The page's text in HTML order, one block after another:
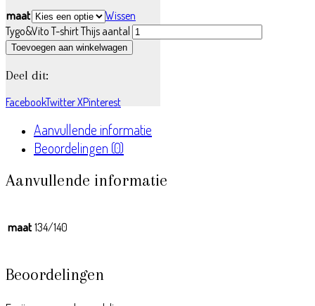
maat
Wissen
Tygo&Vito T-shirt Thijs aantal
Toevoegen aan winkelwagen
Deel dit:
FacebookTwitter XPinterest
Aanvullende informatie
Beoordelingen (0)
Aanvullende informatie
maat 134/140
Beoordelingen